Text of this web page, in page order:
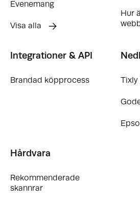
Evenemang
Visa alla
Hur
Integrationer & API
Brandad köpprocess Tixly
Hårdvara
Rekommenderade
skannrar